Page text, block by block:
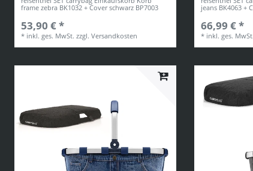
frame zebra BK1032 + Cover schwarz BP7003
53,90 € *
* inkl. ges. MwSt. zzgl.Versandkosten
jeans BK4063 +
66,99 € *
* inkl. ges. MwSt.